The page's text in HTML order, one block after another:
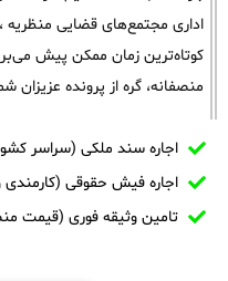
اداری مجتمع‌های قضایی منظریه ،
کوتاه‌ترین زمان ممکن پیش
منصفانه، گره از پرونده عزیزان
اجاره سند ملکی (سراسر
اجاره فیش حقوقی (کارمندی
تامین وثیقه فوری (قیمت